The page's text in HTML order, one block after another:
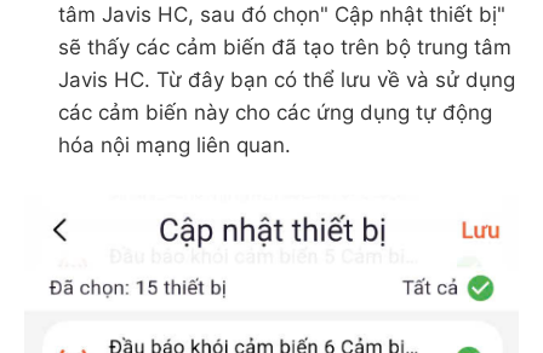
tâm Javis HC, sau đó chọn" Cập nhật thiết bị"
sẽ thấy các cảm biến đã tạo trên bộ trung tâm
Javis HC. Từ đây bạn có thể lưu về và sử dụng
các cảm biến này cho các ứng dụng tự động
hóa nội mạng liên quan.